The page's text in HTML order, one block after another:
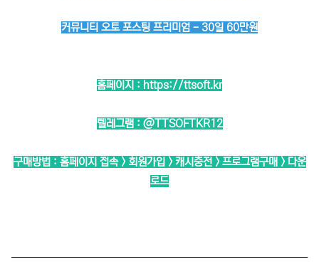
커뮤니티 오토 포스팅 프리미엄 - 30일 60만원
홈페이지 : https://ttsoft.kr
텔레그램 : @TTSOFTKR12
구매방법 : 홈페이지 접속 > 회원가입 > 캐시충전 > 프로그램구매 > 다운
로드
──────────────────────────